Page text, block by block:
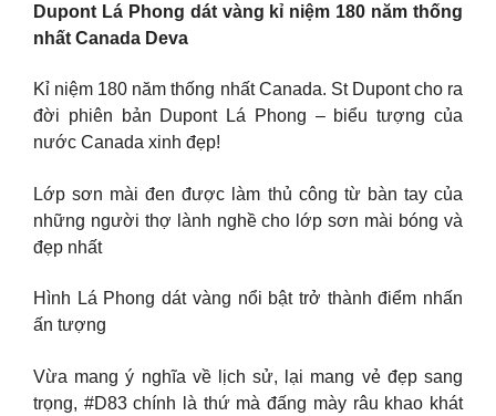
Dupont Lá Phong dát vàng kỉ niệm 180 năm thống
nhất Canada Deva
Kỉ niệm 180 năm thống nhất Canada. St Dupont cho ra
đời phiên bản Dupont Lá Phong – biểu tượng của
nước Canada xinh đẹp!
Lớp sơn mài đen được làm thủ công từ bàn tay của
những người thợ lành nghề cho lớp sơn mài bóng và
đẹp nhất
Hình Lá Phong dát vàng nổi bật trở thành điểm nhấn
ấn tượng
Vừa mang ý nghĩa về lịch sử, lại mang vẻ đẹp sang
trọng, #D83 chính là thứ mà đấng mày râu khao khát